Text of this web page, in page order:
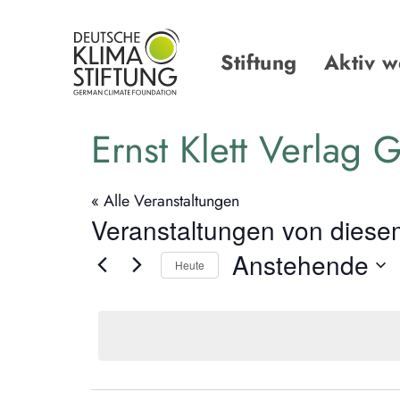
überspringen
primären
Navigation
springen
Stiftung Aktiv
Ernst Klett Verlag
« Alle Veranstaltungen
Veranstaltungen von
Heute Anstehende